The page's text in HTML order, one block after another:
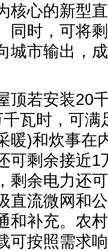
核心的新型
同时，可将
城市输出，
顶若安装20
瓦时，可
暖)和炊事在
可剩余接近
剩余电力还
直流微网和
和补充。农
可按照需求